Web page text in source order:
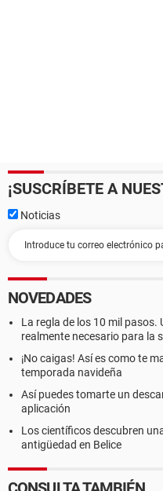
¡SUSCRÍBETE A
Noticias
NOVEDADES
La regla de los 10 mil pasos.
realmente necesario para la
¡No caigas! Así es como te
temporada navideña
Así puedes tomarte un
aplicación
Los científicos descubren
antigüedad en Belice